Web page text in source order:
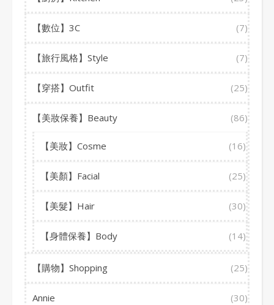
【數位】3C (7)
【旅行風格】Style (7)
【穿搭】Outfit (25)
【美妝保養】Beauty (86)
【美妝】Cosme (16)
【美顏】Facial (25)
【美髮】Hair (30)
【身體保養】Body (14)
【購物】Shopping (25)
Annie (30)